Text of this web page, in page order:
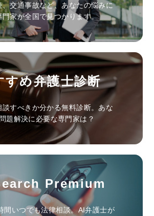
、交通事故など、あなたの悩みに
門家が全国で見つかります。
すめ弁護士診断
談すべきか分かる無料診断。あな
題解決に必要な専門家は？
Premium
間いつでも法律相談。AI弁護士が